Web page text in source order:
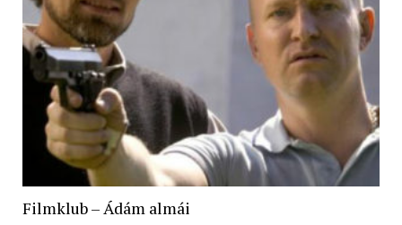
Filmklub – Ádám almái